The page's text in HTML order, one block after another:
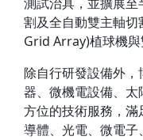
割及全自動雙主軸切
Grid Array)植球機與
除自行研發設備外
器、微機電設備、
方位的技術服務，
導體、光電、微電子